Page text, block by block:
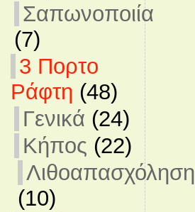
Σαπωνοποιία
(7)
3 Πορτο
Ράφτη (48)
Γενικά (24)
Κήπος (22)
Λιθοαπασχόληση
(10)